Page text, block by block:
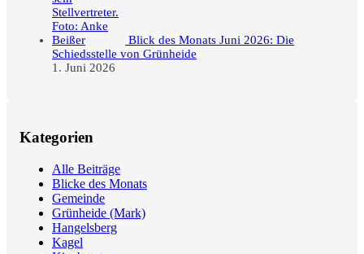
Blick des Monats Juni 2026: Die
Schiedsstelle von Grünheide
1. Juni 2026
Kategorien
Alle Beiträge
Blicke des Monats
Gemeinde
Grünheide (Mark)
Hangelsberg
Kagel